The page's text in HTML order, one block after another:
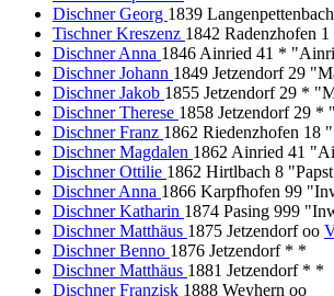
Dischner Georg 1839
Tischner Kreszenz 1842 Radenzhofen
Dischner Anna 1846 Ainried 41 *
Dischner Johann 1849 Jetzendorf 29
Dischner Jakob 1855 Jetzendorf 29 *
Dischner Therese 1858 Jetzendorf 29 *
Dischner Franz 1862 Riedenzhofen 18
Dischner Magdalen 1862 Ainried 41
Dischner Ottilie 1862 Hirtlbach 8
Dischner Anna 1866 Karpfhofen 99
Dischner Katharin 1874 Pasing 999
Dischner Matthäus 1875 Jetzendorf oo
Dischner Benno 1876 Jetzendorf * *
Dischner Matthäus 1881 Jetzendorf * *
Dischner Franzisk 1888 Weyhern oo